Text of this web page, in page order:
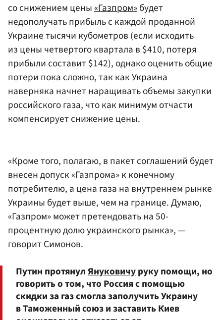
со снижением цены«Газпром»будет
недополучать прибыль с каждой проданной
Украине тысячи кубометров (если исходить
из цены четвертого квартала в $410, потеря
прибыли составит $142), однако оценить общие
потери пока сложно, так как Украина
наверняка начнет наращивать объемы закупки
российского газа, что как минимум отчасти
компенсирует снижение цены.
«Кроме того, полагаю, в пакет соглашений будет
внесен допуск «Газпрома» к конечному
потребителю, а цена газа на внутреннем рынке
Украины будет выше, чем на границе. Думаю,
«Газпром» может претендовать на 50-
процентную долю украинского рынка», —
говорит Симонов.
Путин протянулЯнуковичуруку помощи, но
говорить о том, что Россия с помощью
скидки за газ смогла заполучить Украину
в Таможенный союз и заставить Киев